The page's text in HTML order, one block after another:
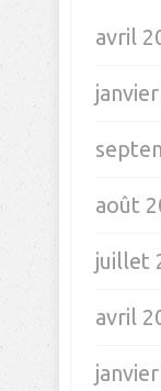
avril
août
juillet
avril